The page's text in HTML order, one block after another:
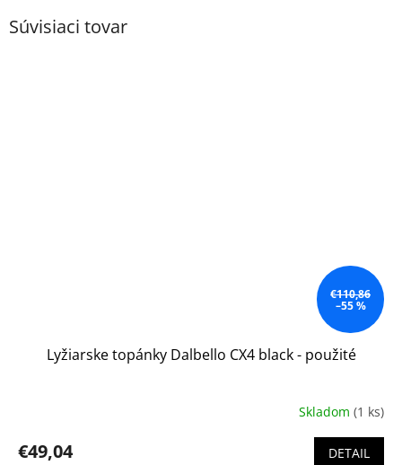
Súvisiaci tovar
€110,86
–55 %
Lyžiarske topánky Dalbello CX4 black - použité
Skladom (1 ks)
€49,04 DETAIL